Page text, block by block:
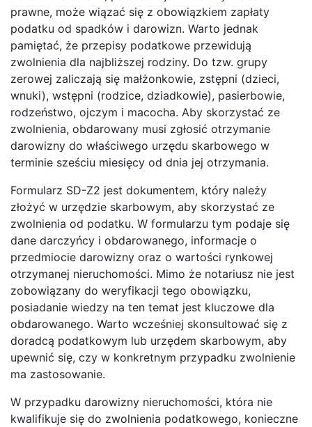
prawne, może wiązać się z obowiązkiem zapłaty
podatku od spadków i darowizn. Warto jednak
pamiętać, że przepisy podatkowe przewidują
zwolnienia dla najbliższej rodziny. Do tzw. grupy
zerowej zaliczają się małżonkowie, zstępni (dzieci,
wnuki), wstępni (rodzice, dziadkowie), pasierbowie,
rodzeństwo, ojczym i macocha. Aby skorzystać ze
zwolnienia, obdarowany musi zgłosić otrzymanie
darowizny do właściwego urzędu skarbowego w
terminie sześciu miesięcy od dnia jej otrzymania.
Formularz SD-Z2 jest dokumentem, który należy
złożyć w urzędzie skarbowym, aby skorzystać ze
zwolnienia od podatku. W formularzu tym podaje się
dane darczyńcy i obdarowanego, informacje o
przedmiocie darowizny oraz o wartości rynkowej
otrzymanej nieruchomości. Mimo że notariusz nie jest
zobowiązany do weryfikacji tego obowiązku,
posiadanie wiedzy na ten temat jest kluczowe dla
obdarowanego. Warto wcześniej skonsultować się z
doradcą podatkowym lub urzędem skarbowym, aby
upewnić się, czy w konkretnym przypadku zwolnienie
ma zastosowanie.
W przypadku darowizny nieruchomości, która nie
kwalifikuje się do zwolnienia podatkowego, konieczne